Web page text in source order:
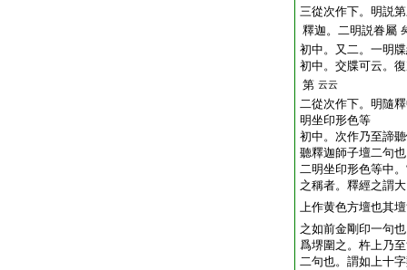
三從次作下。明説
釋迦。二明説眷屬
初中。又二。一明
初中。交牒可云。
第 云云
二從次作下。明隨
明坐印形色等
初中。次作乃至諦
聽釋迦師子壇二句
二明坐印形色等中
之稱者。釋經之謂
上作黄色方壇也其
之如前金剛印一句
爲堺圍之。杵上乃
二句也。謂如上十